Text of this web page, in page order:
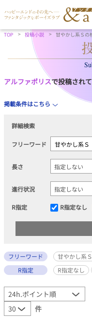
TOP 投稿小説 甘やかし系Ｓの
アルファポリスで投稿され
掲載条件はこちら
詳細検索
フリーワード
長さ
進行状況
R指定 R指定なし
フリーワード
甘やかし系Ｓ
R指定
R指定なし
件